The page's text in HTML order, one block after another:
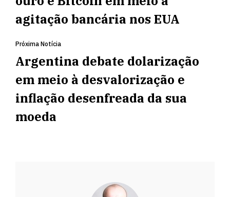
agitação bancária nos EUA
Próxima Notícia
Argentina debate dolarização
em meio à desvalorização e
inflação desenfreada da sua
moeda